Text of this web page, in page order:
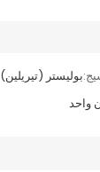
بوليستر (تيريلين)
واحد